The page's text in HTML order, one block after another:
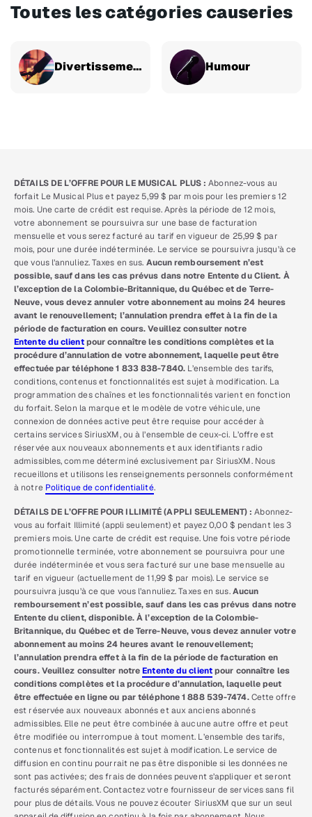
Toutes les catégories causeries
Divertissement Humour
DÉTAILS DE L’OFFRE POUR LE MUSICAL PLUS : Abonnez-vous au
forfait Le Musical Plus et payez 5,99 $ par mois pour les premiers 12
mois. Une carte de crédit est requise. Après la période de 12 mois,
votre abonnement se poursuivra sur une base de facturation
mensuelle et vous serez facturé au tarif en vigueur de 25,99 $ par
mois, pour une durée indéterminée. Le service se poursuivra jusqu’à ce
que vous l’annuliez. Taxes en sus. Aucun remboursement n’est
possible, sauf dans les cas prévus dans notre Entente du Client. À
l’exception de la Colombie-Britannique, du Québec et de Terre-
Neuve, vous devez annuler votre abonnement au moins 24 heures
avant le renouvellement; l’annulation prendra effet à la fin de la
période de facturation en cours. Veuillez consulter notre
Entente du clientpour connaître les conditions complètes et la
procédure d’annulation de votre abonnement, laquelle peut être
effectuée par téléphone 1 833 838-7840.L’ensemble des tarifs,
conditions, contenus et fonctionnalités est sujet à modification. La
programmation des chaînes et les fonctionnalités varient en fonction
du forfait. Selon la marque et le modèle de votre véhicule, une
connexion de données active peut être requise pour accéder à
certains services SiriusXM, ou à l’ensemble de ceux-ci. L’offre est
réservée aux nouveaux abonnements et aux identifiants radio
admissibles, comme déterminé exclusivement par SiriusXM. Nous
recueillons et utilisons les renseignements personnels conformément
à notre Politique de confidentialité.
DÉTAILS DE L’OFFRE POUR ILLIMITÉ (APPLI SEULEMENT) : Abonnez-
vous au forfait Illimité (appli seulement) et payez 0,00 $ pendant les 3
premiers mois. Une carte de crédit est requise. Une fois votre période
promotionnelle terminée, votre abonnement se poursuivra pour une
durée indéterminée et vous sera facturé sur une base mensuelle au
tarif en vigueur (actuellement de 11,99 $ par mois). Le service se
poursuivra jusqu’à ce que vous l’annuliez. Taxes en sus.Aucun
remboursement n’est possible, sauf dans les cas prévus dans notre
Entente du client, disponible. À l’exception de la Colombie-
Britannique, du Québec et de Terre-Neuve, vous devez annuler votre
abonnement au moins 24 heures avant le renouvellement;
l’annulation prendra effet à la fin de la période de facturation en
cours. Veuillez consulter notreEntente du clientpour connaître les
conditions complètes et la procédure d’annulation, laquelle peut
être effectuée en ligne ou par téléphone 1 888 539-7474.Cette offre
est réservée aux nouveaux abonnés et aux anciens abonnés
admissibles. Elle ne peut être combinée à aucune autre offre et peut
être modifiée ou interrompue à tout moment. L’ensemble des tarifs,
contenus et fonctionnalités est sujet à modification. Le service de
diffusion en continu pourrait ne pas être disponible si les données ne
sont pas activées; des frais de données peuvent s’appliquer et seront
facturés séparément. Contactez votre fournisseur de services sans fil
pour plus de détails. Vous ne pouvez écouter SiriusXM que sur un seul